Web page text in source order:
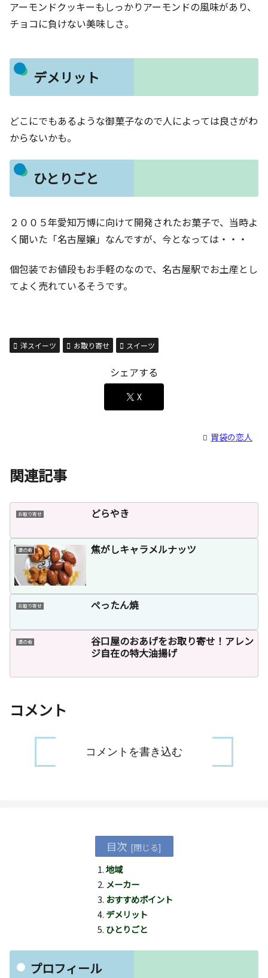
アーモンドクッキーもしっかりアーモンドの風味があり、
チョコに負けない美味しさ。
デメリット
どこにでもあるような御菓子なので人によっては良さがわ
からないかも。
ひとりごと
２００５年愛知万博に向けて開発されたお菓子で、当時よ
く聞いた「名古屋嬢」なんですが、今となっては・・・
個包装でお値段もお手軽のなので、名古屋駅でお土産とし
てよく売れているそうです。
洋スイーツ お取り寄せ スイーツ
シェアする
X
胃袋の恋人
関連記事
お取り寄せ どらやき
酒の肴 焦がしキャラメルナッツ
お取り寄せ ぺったん焼
酒の肴
谷口屋のおあげをお取り寄せ！アレン
ジ自在の特大油揚げ
コメント
コメントを書き込む
目次
地域
メーカー
おすすめポイント
デメリット
ひとりごと
プロフィール